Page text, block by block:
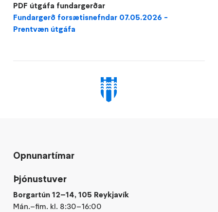
PDF útgáfa fundargerðar
Fundargerð forsætisnefndar 07.05.2026 -
Prentvæn útgáfa
Opnunartímar
Þjónustuver
Borgartún 12–14, 105 Reykjavík
Mán.–fim. kl. 8:30–16:00